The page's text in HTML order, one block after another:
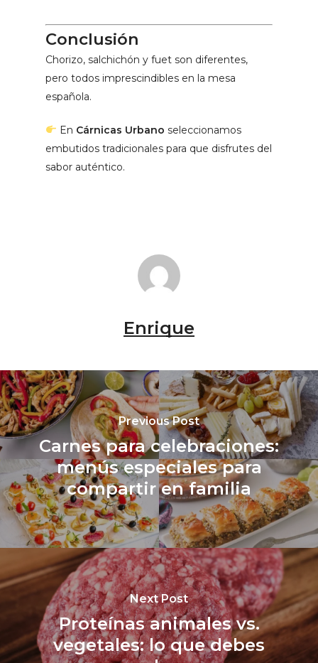
Conclusión
Chorizo, salchichón y fuet son diferentes,
pero todos imprescindibles en la mesa
española.
En Cárnicas Urbano seleccionamos
embutidos tradicionales para que disfrutes del
sabor auténtico.
Enrique
Previous Post
Carnes para celebraciones:
menús especiales para
compartir en familia
Next Post
Proteínas animales vs.
vegetales: lo que debes